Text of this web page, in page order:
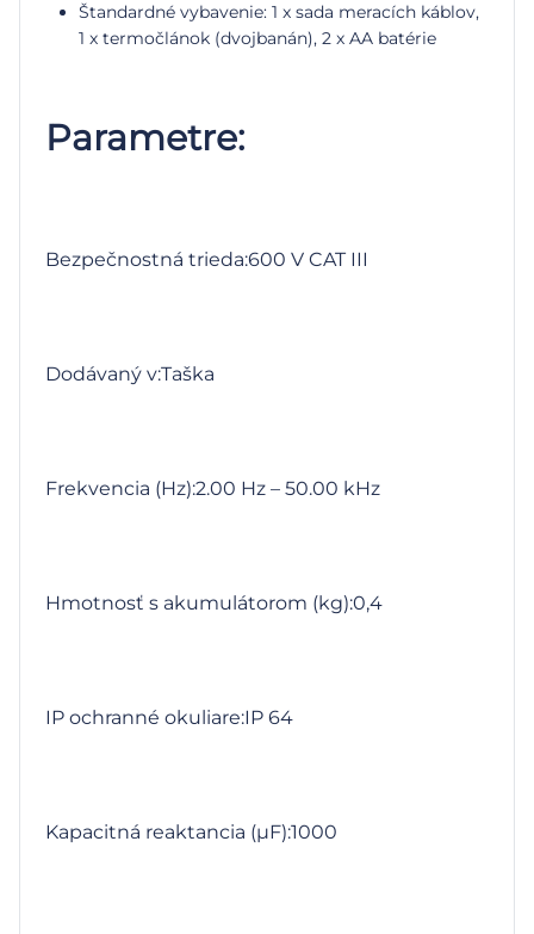
Štandardné vybavenie: 1 x sada meracích káblov,
1 x termočlánok (dvojbanán), 2 x AA batérie
Parametre:
Bezpečnostná trieda:600 V CAT III
Dodávaný v:Taška
Frekvencia (Hz):2.00 Hz – 50.00 kHz
Hmotnosť s akumulátorom (kg):0,4
IP ochranné okuliare:IP 64
Kapacitná reaktancia (µF):1000